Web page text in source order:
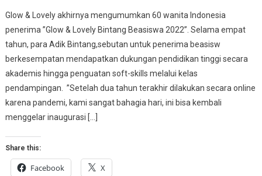
Glow & Lovely akhirnya mengumumkan 60 wanita Indonesia
penerima ”Glow & Lovely Bintang Beasiswa 2022”. Selama empat
tahun, para Adik Bintang,sebutan untuk penerima beasisw
berkesempatan mendapatkan dukungan pendidikan tinggi secara
akademis hingga penguatan soft-skills melalui kelas
pendampingan. ”Setelah dua tahun terakhir dilakukan secara online
karena pandemi, kami sangat bahagia hari, ini bisa kembali
menggelar inaugurasi […]
Share this:
Facebook X